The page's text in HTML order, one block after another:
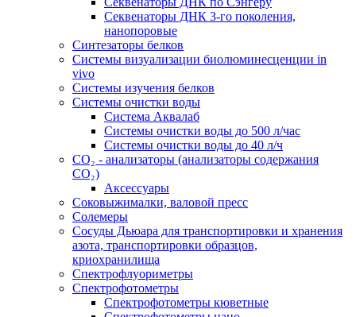
Секвенаторы ДНК 3-го поколения,
нанопоровые
Синтезаторы белков
Системы визуализации биолюминесценции in
vivo
Системы изучения белков
Системы очистки воды
Система Аквалаб
Системы очистки воды до 500 л/час
Системы очистки воды до 40 л/ч
СО₂ - анализаторы (анализаторы содержания
СО₂)
Аксессуары
Соковыжималки, валовой пресс
Солемеры
Сосуды Дьюара для транспортировки и хранения
азота, транспортировки образцов,
криохранилища
Спектрофлуориметры
Спектрофотометры
Спектрофотометры кюветные